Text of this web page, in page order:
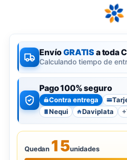
EnvíoGRATISa toda
Calculando tiempo de
Pago 100% seguro
Contra entrega
Nequi
Daviplata
Quedan 15unidades